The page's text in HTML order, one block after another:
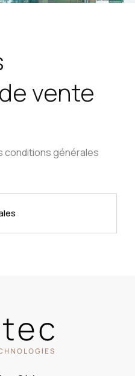
vente
conditions générales